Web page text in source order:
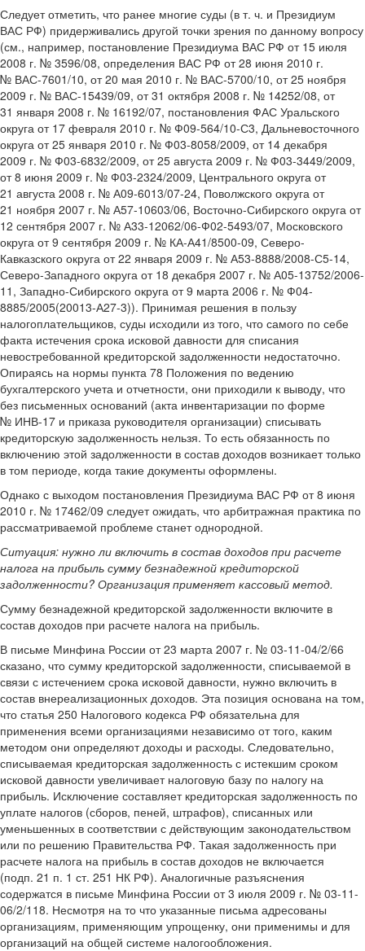
Следует отметить, что ранее многие суды (в т. ч. и Президиум
ВАС РФ) придерживались другой точки зрения по данному вопросу
(см., например, постановление Президиума ВАС РФ от 15 июля
2008 г. № 3596/08, определения ВАС РФ от 28 июня 2010 г.
№ ВАС-7601/10, от 20 мая 2010 г. № ВАС-5700/10, от 25 ноября
2009 г. № ВАС-15439/09, от 31 октября 2008 г. № 14252/08, от
31 января 2008 г. № 16192/07, постановления ФАС Уральского
округа от 17 февраля 2010 г. № Ф09-564/10-С3, Дальневосточного
округа от 25 января 2010 г. № Ф03-8058/2009, от 14 декабря
2009 г. № Ф03-6832/2009, от 25 августа 2009 г. № Ф03-3449/2009,
от 8 июня 2009 г. № Ф03-2324/2009, Центрального округа от
21 августа 2008 г. № А09-6013/07-24, Поволжского округа от
21 ноября 2007 г. № А57-10603/06, Восточно-Сибирского округа от
12 сентября 2007 г. № А33-12062/06-Ф02-5493/07, Московского
округа от 9 сентября 2009 г. № КА-А41/8500-09, Северо-
Кавказского округа от 22 января 2009 г. № А53-8888/2008-С5-14,
Северо-Западного округа от 18 декабря 2007 г. № А05-13752/2006-
11, Западно-Сибирского округа от 9 марта 2006 г. № Ф04-
8885/2005(20013-А27-3)). Принимая решения в пользу
налогоплательщиков, суды исходили из того, что самого по себе
факта истечения срока исковой давности для списания
невостребованной кредиторской задолженности недостаточно.
Опираясь на нормы пункта 78 Положения по ведению
бухгалтерского учета и отчетности, они приходили к выводу, что
без письменных оснований (акта инвентаризации по форме
№ ИНВ-17 и приказа руководителя организации) списывать
кредиторскую задолженность нельзя. То есть обязанность по
включению этой задолженности в состав доходов возникает только
в том периоде, когда такие документы оформлены.
Однако с выходом постановления Президиума ВАС РФ от 8 июня
2010 г. № 17462/09 следует ожидать, что арбитражная практика по
рассматриваемой проблеме станет однородной.
Ситуация: нужно ли включить в состав доходов при расчете
налога на прибыль сумму безнадежной кредиторской
задолженности? Организация применяет кассовый метод.
Сумму безнадежной кредиторской задолженности включите в
состав доходов при расчете налога на прибыль.
В письме Минфина России от 23 марта 2007 г. № 03-11-04/2/66
сказано, что сумму кредиторской задолженности, списываемой в
связи с истечением срока исковой давности, нужно включить в
состав внереализационных доходов. Эта позиция основана на том,
что статья 250 Налогового кодекса РФ обязательна для
применения всеми организациями независимо от того, каким
методом они определяют доходы и расходы. Следовательно,
списываемая кредиторская задолженность с истекшим сроком
исковой давности увеличивает налоговую базу по налогу на
прибыль. Исключение составляет кредиторская задолженность по
уплате налогов (сборов, пеней, штрафов), списанных или
уменьшенных в соответствии с действующим законодательством
или по решению Правительства РФ. Такая задолженность при
расчете налога на прибыль в состав доходов не включается
(подп. 21 п. 1 ст. 251 НК РФ). Аналогичные разъяснения
содержатся в письме Минфина России от 3 июля 2009 г. № 03-11-
06/2/118. Несмотря на то что указанные письма адресованы
организациям, применяющим упрощенку, они применимы и для
организаций на общей системе налогообложения.